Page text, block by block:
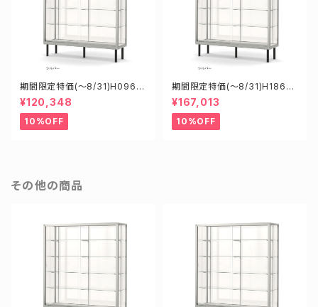
期間限定特価(～8/31)H0960
8S W900D600H1800mm
新型業務用ガラスケース ショー
ケース
¥120,348
10%OFF
期間限定特価(～8/31)H18605
S W1800D600H1500mm 新
型業務用ガラスケース ショーケ
ース
¥167,013
10%OFF
その他の商品